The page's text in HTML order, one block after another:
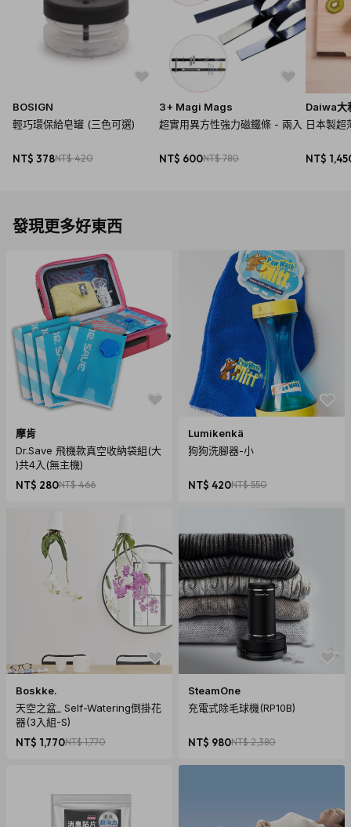
BOSIGN
輕巧環保給皂罐 (三色可選)
NT$ 378NT$ 420
3+ Magi Mags
超實用異方性強力磁鐵條 - 兩入
NT$ 600NT$ 780
Daiwa大
日本製超
NT$
發現更多好東西
摩肯
Dr.Save 飛機款真空收納袋組(大
)共4入(無主機)
NT$ 280NT$ 466
Lumikenkä
狗狗洗腳器-小
NT$ 420NT$ 550
Boskke.
天空之盆_ Self-Watering倒掛花
器(3入組-S)
NT$ 1,770NT$ 1,770
SteamOne
充電式除毛球機(RP10B)
NT$ 980NT$ 2,380